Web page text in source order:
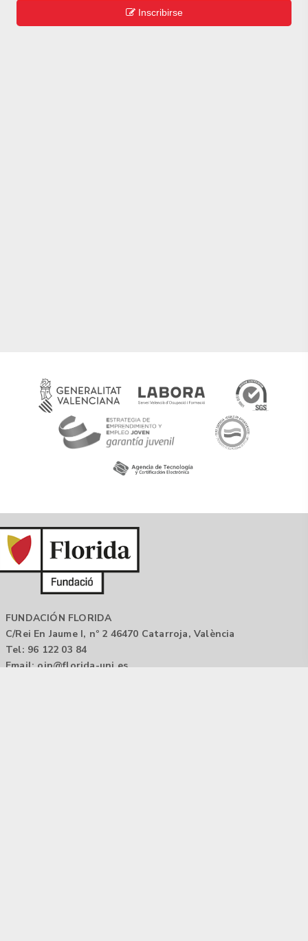
Inscribirse
FUNDACIÓN FLORIDA
C/Rei En Jaume I, nº 2 46470 Catarroja, València
Tel: 96 122 03 84
Email: oip@florida-uni.es